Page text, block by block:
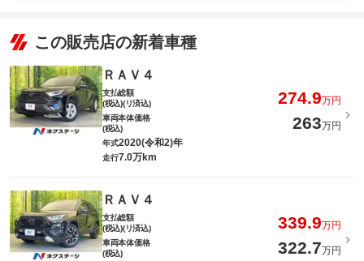
この販売店の新着車種
ＲＡＶ４
支払総額
(税込)(リ済込)
274.9万円
車両本体価格
(税込)
263万円
年式2020(令和2)年
走行7.0万km
ＲＡＶ４
支払総額
(税込)(リ済込)
339.9万円
車両本体価格
(税込)
322.7万円